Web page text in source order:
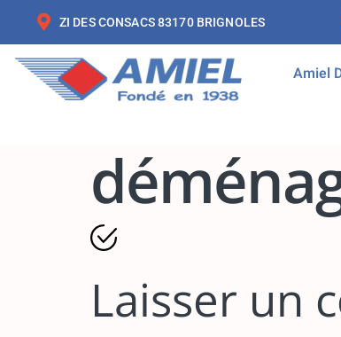
ZI DES CONSACS 83170 BRIGNOLES
Amiel
Laisser un